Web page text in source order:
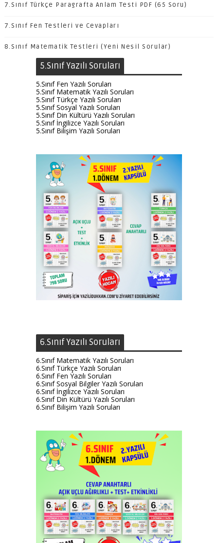
7.Sınıf Türkçe Paragrafta Anlam Testi PDF (65 Soru)
7.Sınıf Fen Testleri ve Cevapları
8.Sınıf Matematik Testleri (Yeni Nesil Sorular)
5.Sınıf Yazılı Soruları
5.Sınıf Fen Yazılı Soruları
5.Sınıf Matematik Yazılı Soruları
5.Sınıf Türkçe Yazılı Soruları
5.Sınıf Sosyal Yazılı Soruları
5.Sınıf Din Kültürü Yazılı Soruları
5.Sınıf İngilizce Yazılı Soruları
5.Sınıf Bilişim Yazılı Soruları
6.Sınıf Yazılı Soruları
6.Sınıf Matematik Yazılı Soruları
6.Sınıf Türkçe Yazılı Soruları
6.Sınıf Fen Yazılı Soruları
6.Sınıf Sosyal Bilgiler Yazılı Soruları
6.Sınıf İngilizce Yazılı Soruları
6.Sınıf Din Kültürü Yazılı Soruları
6.Sınıf Bilişim Yazılı Soruları